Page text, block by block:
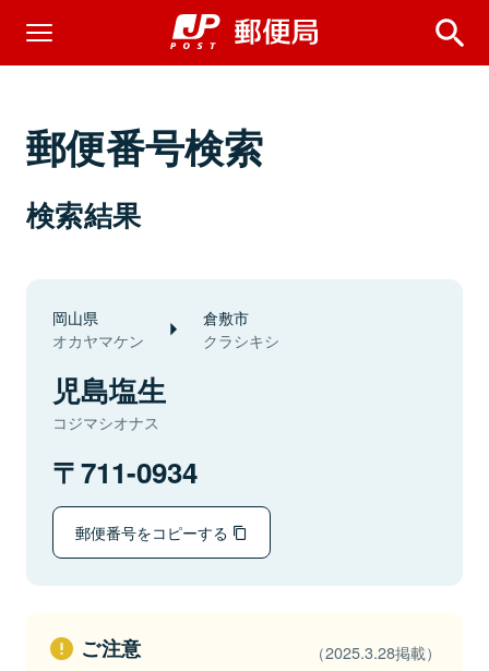
郵便番号検索
検索結果
岡山県
オカヤマケン
倉敷市
クラシキシ
児島塩生
コジマシオナス
711-0934
郵便番号をコピーする
ご注意 （2025.3.28掲載）